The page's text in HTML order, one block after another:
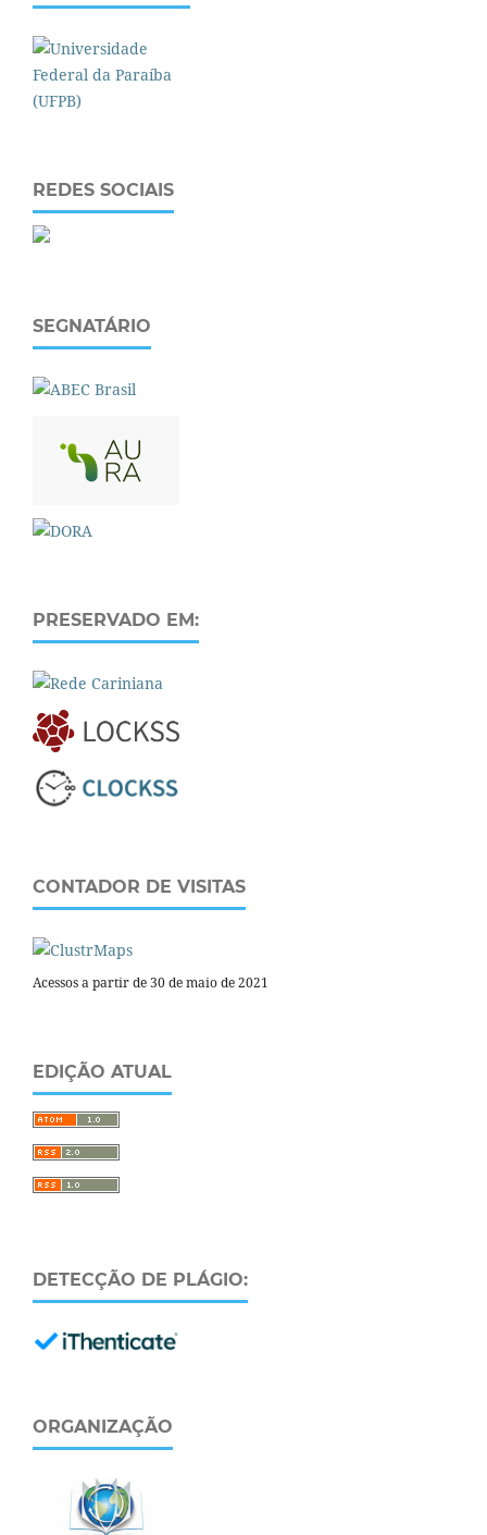
REDES SOCIAIS
SEGNATÁRIO
PRESERVADO EM:
CONTADOR DE VISITAS
Acessos a partir de 30 de maio de 2021
EDIÇÃO ATUAL
DETECÇÃO DE PLÁGIO:
ORGANIZAÇÃO